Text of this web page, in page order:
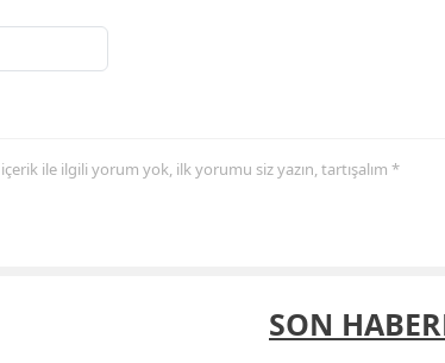
ile ilgili yorum yok, ilk yorumu siz yazın, tartışalım *
SON